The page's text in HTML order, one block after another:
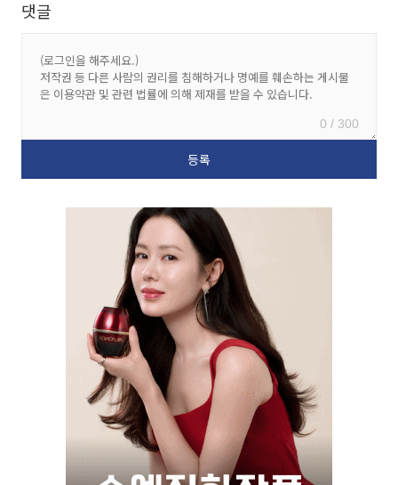
댓글
0 / 300